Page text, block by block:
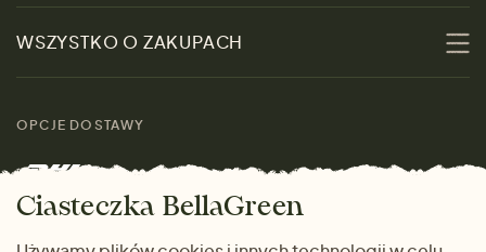
Zrównoważoność
Skontaktuj się z nami
Marki
Kobiety
Mężczyźni
Prezenty
WSZYSTKO O ZAKUPACH
rozmiarach
Zwrot towaru
OPCJE DOSTAWY
Ciasteczka BellaGreen